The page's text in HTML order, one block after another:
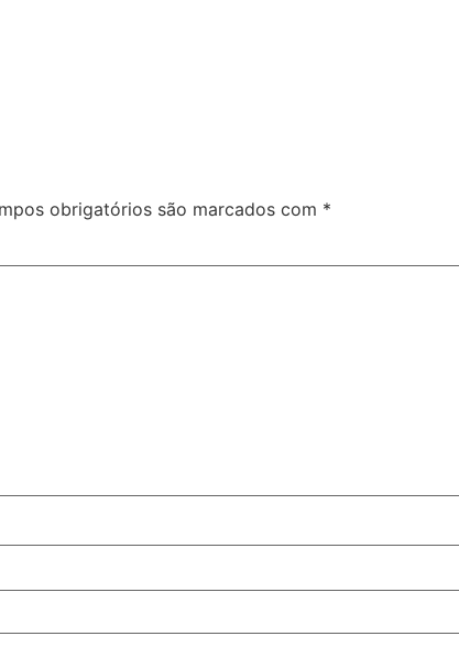
obrigatórios são marcados com *